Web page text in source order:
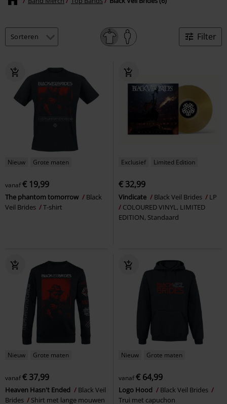
Filter
Nieuw Grote maten
vanaf€ 19,99
The phantom tomorrow
Black
Veil Brides
T-shirt
Exclusief Limited Edition
€ 32,99
Vindicate Black Veil Brides
LP
COLOURED VINYL, LIMITED
EDITION, Standaard
Nieuw Grote maten
vanaf€ 37,99
Heaven Hasn't Ended
Black Veil
Brides
Shirt met lange mouwen
Nieuw Grote maten
vanaf€ 64,99
Logo Hood
Black Veil Brides
Trui met capuchon